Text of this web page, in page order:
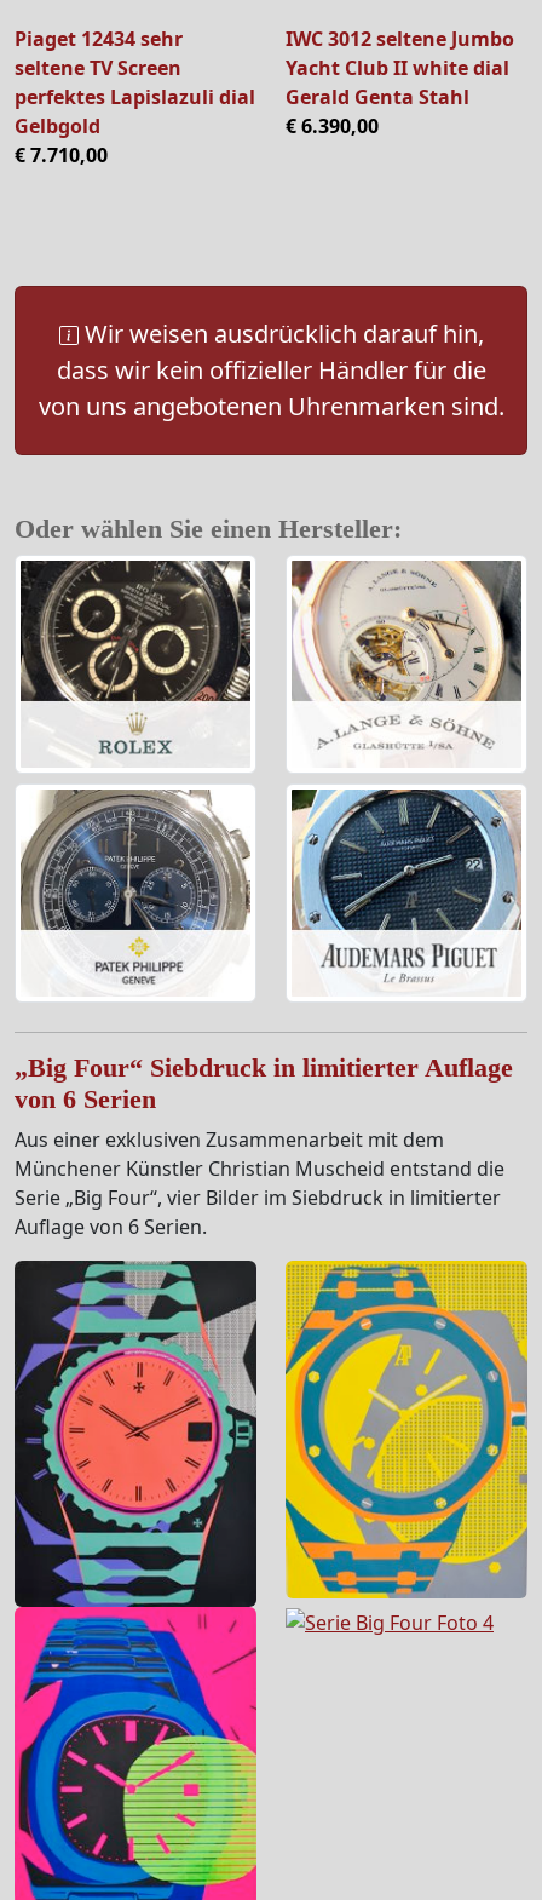
Piaget 12434 sehr
seltene TV Screen
perfektes Lapislazuli dial
Gelbgold
€ 7.710,00
IWC 3012 seltene Jumbo
Yacht Club II white dial
Gerald Genta Stahl
€ 6.390,00
Wir weisen ausdrücklich darauf hin,
dass wir kein offizieller Händler für die
von uns angebotenen Uhrenmarken sind.
Oder wählen Sie einen Hersteller:
„Big Four“ Siebdruck in limitierter Auflage
von 6 Serien
Aus einer exklusiven Zusammenarbeit mit dem
Münchener Künstler Christian Muscheid entstand die
Serie „Big Four“, vier Bilder im Siebdruck in limitierter
Auflage von 6 Serien.